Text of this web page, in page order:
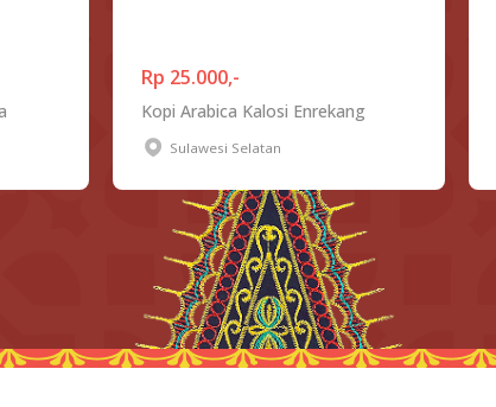
Rp 25.000,-
Kopi Arabica Kalosi Enrekang
Sulawesi Selatan